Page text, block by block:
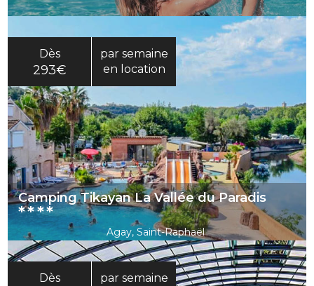
Dès
293€
par semaine
en location
Camping Tikayan La Vallée du Paradis
****
Agay, Saint-Raphaël
Dès
par semaine